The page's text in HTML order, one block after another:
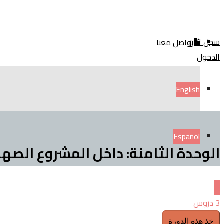
تواصل معنا
English
Español
سجل الان
الدخول
الوحدة الثامنة: داخل المشروع
3 دروس